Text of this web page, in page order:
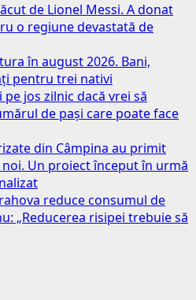
de Lionel Messi. A donat
o regiune devastată de
în august 2026. Bani,
pentru trei nativi
jos zilnic dacă vrei să
de pași care poate face
din Câmpina au primit
Un proiect început în urmă
reduce consumul de
„Reducerea risipei trebuie să